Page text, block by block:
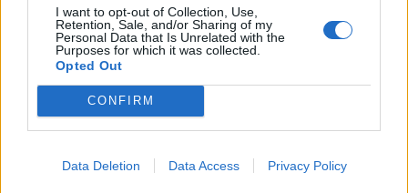
I want to opt-out of Collection, Use,
Retention, Sale, and/or Sharing of my
Personal Data that Is Unrelated with the
Purposes for which it was collected.
Opted Out
CONFIRM
Data Deletion Data Access Privacy Policy
Předchozí článek
Exkurze do firem jako klíčová
část vzdělávacího procesu
příbramských škol
Okolím Čapkovy vily ve Strži
u Dobříše vás nyní provede sám
SOUVISEJÍCÍ ČLÁNKY
VÍCE OD AUTORA